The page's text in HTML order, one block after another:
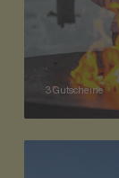
3 Gutscheine